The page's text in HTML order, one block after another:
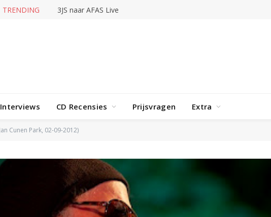
TRENDING 3JS naar AFAS Live
Interviews CD Recensies Prijsvragen Extra
Cunen Park, 02-09-2012)